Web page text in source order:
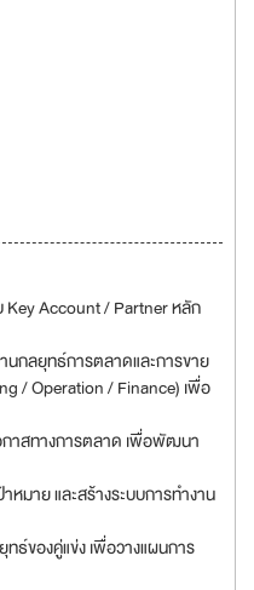
Account / Partner หลัก
นกลยุทธ์การตลาดและการขาย
/ Operation / Finance) เพื่อ
กาสทางการตลาด เพื่อพัฒนา
หมาย และสร้างระบบการทำงาน
ธ์ของคู่แข่ง เพื่อวางแผนการ